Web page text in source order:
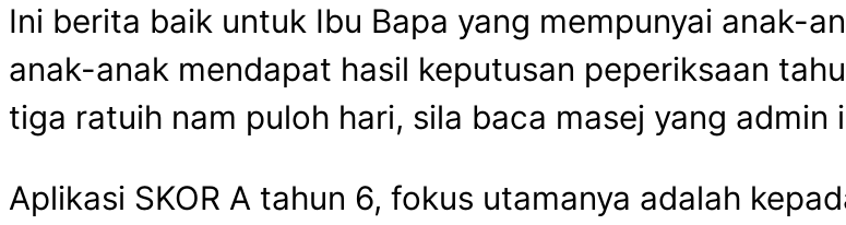
Ini berita baik untuk Ibu Bapa yang mempunyai anak-
anak-anak mendapat hasil keputusan peperiksaan
tiga ratuih nam puloh hari, sila baca masej yang admin
Aplikasi SKOR A tahun 6, fokus utamanya adalah